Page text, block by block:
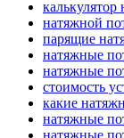
натяжной
парящие
натяжные
натяжные
стоимость
какие
натяжные
натяжные